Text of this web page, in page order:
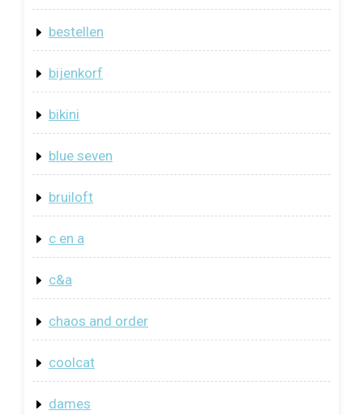
bestellen
bijenkorf
bikini
blue seven
bruiloft
c en a
c&a
chaos and order
coolcat
dames